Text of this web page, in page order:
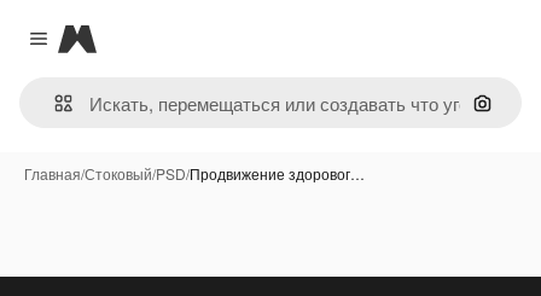
Close menu
Magnific
Поиск
Главная/Стоковый/PSD/Продвижение здоровог…